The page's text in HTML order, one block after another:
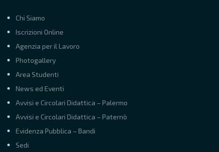
Chi Siamo
Iscrizioni Online
Agenzia per il Lavoro
Photogallery
Area Studenti
News ed Eventi
Avvisi e Circolari Didattica – Palermo
Avvisi e Circolari Didattica – Paternò
Evidenza Pubblica – Bandi
Sedi